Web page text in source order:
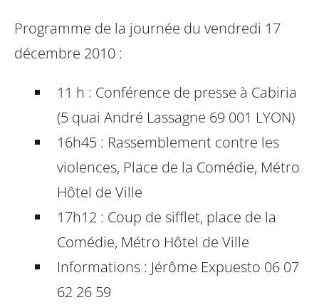
Programme de la journée du vendredi 17
décembre 2010 :
11 h : Conférence de presse à Cabiria
(5 quai André Lassagne 69 001 LYON)
16h45 : Rassemblement contre les
violences, Place de la Comédie, Métro
Hôtel de Ville
17h12 : Coup de sifflet, place de la
Comédie, Métro Hôtel de Ville
Informations : Jérôme Expuesto 06 07
62 26 59